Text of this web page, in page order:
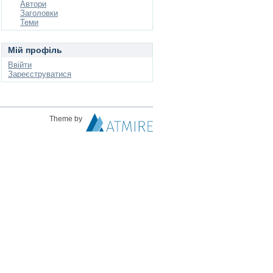
Автори
Заголовки
Теми
Мій профіль
Ввійти
Зареєструватися
Theme by